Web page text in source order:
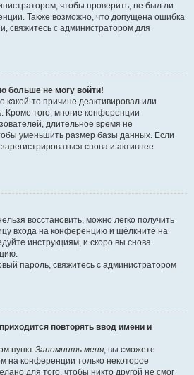
чтобы проверить, не был ли
Также возможно, что допущена ошибка
свяжитесь с администратором для
больше не могу войти!
какой-то причине деактивировал или
Кроме того, многие конференции
длительное время не
уменьшить размер базы данных. Если
снова и активнее
восстановить, можно легко получить
входа на конференцию и щёлкните на
инструкциям, и скоро вы снова
пароль, свяжитесь с администратором
повторять ввод имени и
пункт Запомнить меня, вы сможете
на конференции только некоторое
для того, чтобы никто другой не смог